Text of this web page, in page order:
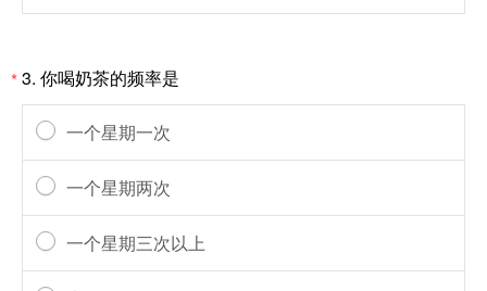
*3. 你喝奶茶的频率是
一个星期一次
一个星期两次
一个星期三次以上